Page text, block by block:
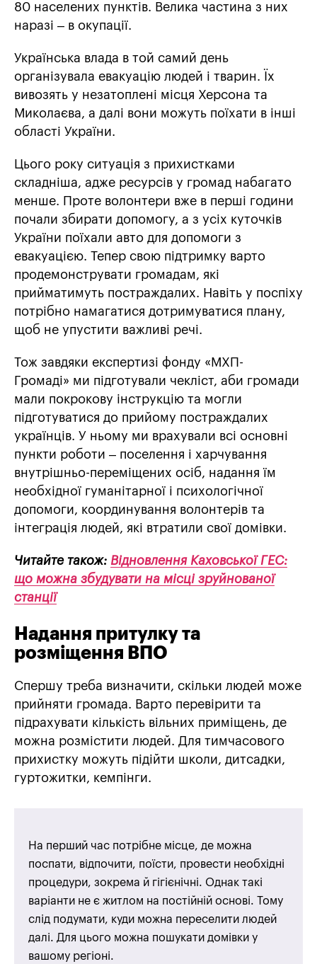
80 населених пунктів. Велика частина з них
наразі – в окупації.
Українська влада в той самий день
організувала евакуацію людей і тварин. Їх
вивозять у незатоплені місця Херсона та
Миколаєва, а далі вони можуть поїхати в інші
області України.
Цього року ситуація з прихистками
складніша, адже ресурсів у громад набагато
менше. Проте волонтери вже в перші години
почали збирати допомогу, а з усіх куточків
України поїхали авто для допомоги з
евакуацією. Тепер свою підтримку варто
продемонструвати громадам, які
прийматимуть постраждалих. Навіть у поспіху
потрібно намагатися дотримуватися плану,
щоб не упустити важливі речі.
Тож завдяки експертизі фонду «МХП-
Громаді» ми підготували чекліст, аби громади
мали покрокову інструкцію та могли
підготуватися до прийому постраждалих
українців. У ньому ми врахували всі основні
пункти роботи – поселення і харчування
внутрішньо-переміщених осіб, надання їм
необхідної гуманітарної і психологічної
допомоги, координування волонтерів та
інтеграція людей, які втратили свої домівки.
Читайте також: Відновлення Каховської ГЕС:
що можна збудувати на місці зруйнованої
станції
Надання притулку та
розміщення ВПО
Спершу треба визначити, скільки людей може
прийняти громада. Варто перевірити та
підрахувати кількість вільних приміщень, де
можна розмістити людей. Для тимчасового
прихистку можуть підійти школи, дитсадки,
гуртожитки, кемпінги.
На перший час потрібне місце, де можна
поспати, відпочити, поїсти, провести необхідні
процедури, зокрема й гігієнічні. Однак такі
варіанти не є житлом на постійній основі. Тому
слід подумати, куди можна переселити людей
далі. Для цього можна пошукати домівки у
вашому регіоні.